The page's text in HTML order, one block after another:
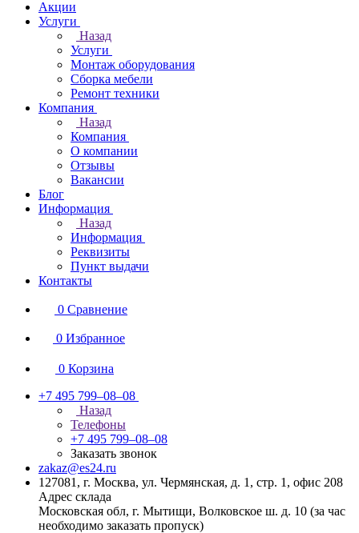
Акции
Услуги
Назад
Услуги
Монтаж оборудования
Сборка мебели
Ремонт техники
Компания
Назад
Компания
О компании
Отзывы
Вакансии
Блог
Информация
Назад
Информация
Реквизиты
Пункт выдачи
Контакты
0 Сравнение
0 Избранное
0 Корзина
+7 495 799–08–08
Назад
Телефоны
+7 495 799–08–08
Заказать звонок
zakaz@es24.ru
127081, г. Москва, ул. Чермянская, д. 1, стр. 1, офис 208
Адрес склада
Московская обл, г. Мытищи, Волковское ш. д. 10 (за час
необходимо заказать пропуск)